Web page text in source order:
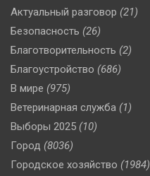
Актуальный разговор (21)
Безопасность (26)
Благотворительность (2)
Благоустройство (686)
В мире (975)
Ветеринарная служба (1)
Выборы 2025 (10)
Город (8036)
Городское хозяйство (1984)